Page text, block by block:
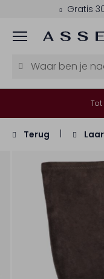
Gratis
Menu
Tot
Terug